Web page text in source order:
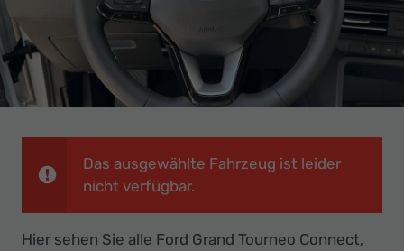
Gebrauchtwagen
zu
Top-
Preisen
Ihr
Innovatives
Autohaus
Das ausgewählte Fahrzeug ist leider
nicht verfügbar.
Hier sehen Sie alle Ford Grand Tourneo Connect,